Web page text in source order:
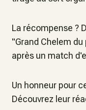
La récompense ?
"Grand Chelem
après un match
Un honneur pour
Découvrez leur